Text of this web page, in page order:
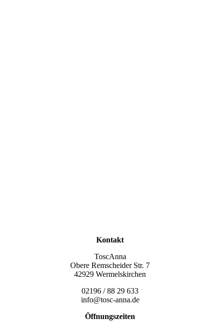
Kontakt
ToscAnna
Obere Remscheider Str. 7
42929 Wermelskirchen
02196 / 88 29 633
info@tosc-anna.de
Öffnungszeiten